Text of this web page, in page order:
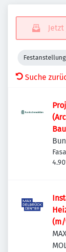
Festanstellung
Suche
(w/